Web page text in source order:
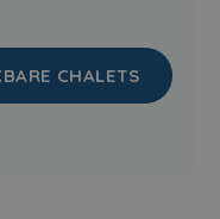
CHALETS